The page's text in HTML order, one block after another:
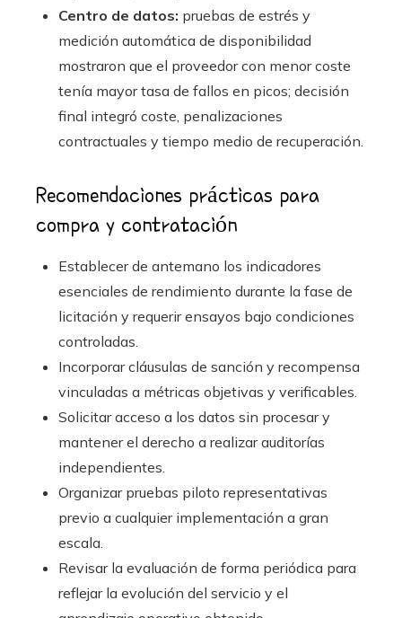
Centro de datos: pruebas de estrés y
medición automática de disponibilidad
mostraron que el proveedor con menor coste
tenía mayor tasa de fallos en picos; decisión
final integró coste, penalizaciones
contractuales y tiempo medio de recuperación.
Recomendaciones prácticas para
compra y contratación
Establecer de antemano los indicadores
esenciales de rendimiento durante la fase de
licitación y requerir ensayos bajo condiciones
controladas.
Incorporar cláusulas de sanción y recompensa
vinculadas a métricas objetivas y verificables.
Solicitar acceso a los datos sin procesar y
mantener el derecho a realizar auditorías
independientes.
Organizar pruebas piloto representativas
previo a cualquier implementación a gran
escala.
Revisar la evaluación de forma periódica para
reflejar la evolución del servicio y el